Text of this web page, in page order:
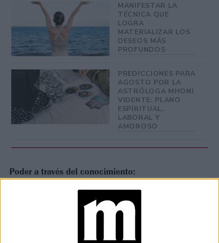
MANIFESTAR LA
TÉCNICA QUE
LOGRA
MATERIALIZAR LOS
DESEOS MÁS
PROFUNDOS
PREDICCIONES PARA
AGOSTO POR LA
ASTRÓLOGA MHONI
VIDENTE: PLANO
ESPIRITUAL,
LABORAL Y
AMOROSO
Poder a través del conocimiento:
En Acuario, este poder puede manifestarse a través del